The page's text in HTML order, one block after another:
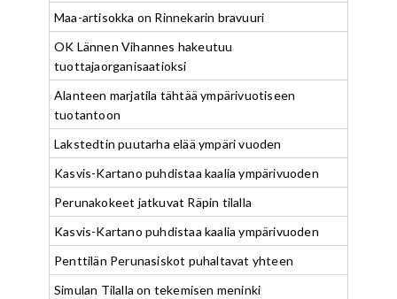
Maa-artisokka on Rinnekarin bravuuri
OK Lännen Vihannes hakeutuu
tuottajaorganisaatioksi
Alanteen marjatila tähtää ympärivuotiseen
tuotantoon
Lakstedtin puutarha elää ympäri vuoden
Kasvis-Kartano puhdistaa kaalia ympärivuoden
Perunakokeet jatkuvat Räpin tilalla
Kasvis-Kartano puhdistaa kaalia ympärivuoden
Penttilän Perunasiskot puhaltavat yhteen
Simulan Tilalla on tekemisen meninki